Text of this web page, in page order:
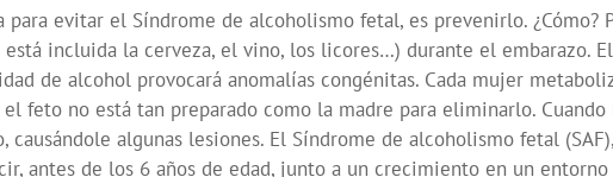
evitar el Síndrome de alcoholismo fetal, es prevenirlo. ¿Cómo?
incluida la cerveza, el vino, los licores…) durante el embarazo.
de alcohol provocará anomalías congénitas. Cada mujer
feto no está tan preparado como la madre para eliminarlo.
algunas lesiones. El Síndrome de alcoholismo fetal
antes de los 6 años de edad, junto a un crecimiento en un